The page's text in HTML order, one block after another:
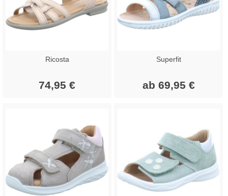
Ricosta
74,95 €
Superfit
ab 69,95 €